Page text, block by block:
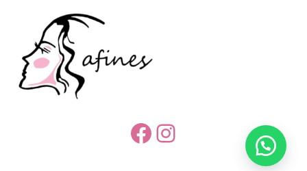
Facebook
Instagram